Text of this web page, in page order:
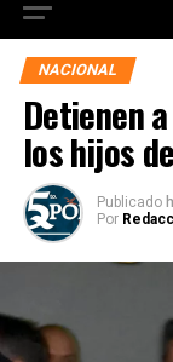
NACIONAL
Detienen
los hijos
Publicado
Por